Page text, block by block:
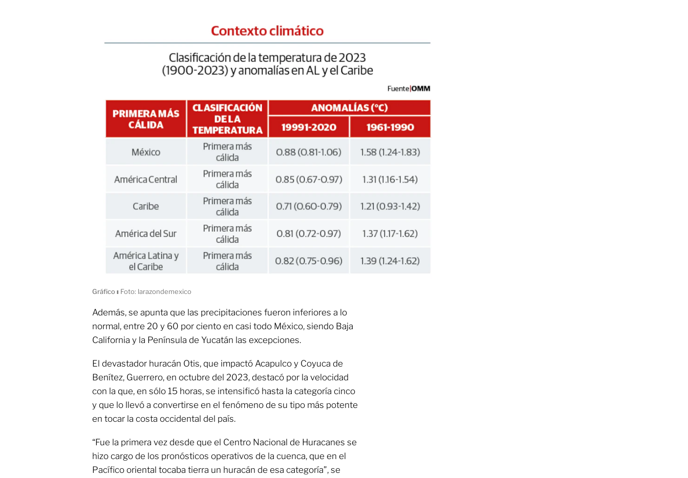
Gráficoı Foto: larazondemexico
Además, se apunta que las precipitaciones fueron inferiores a lo
normal, entre 20 y 60 por ciento en casi todo México, siendo Baja
California y la Península de Yucatán las excepciones.
El devastador huracán Otis, que impactó Acapulco y Coyuca de
Benítez, Guerrero, en octubre del 2023, destacó por la velocidad
con la que, en sólo 15 horas, se intensificó hasta la categoría cinco
y que lo llevó a convertirse en el fenómeno de su tipo más potente
en tocar la costa occidental del país.
“Fue la primera vez desde que el Centro Nacional de Huracanes se
hizo cargo de los pronósticos operativos de la cuenca, que en el
Pacífico oriental tocaba tierra un huracán de esa categoría”, se